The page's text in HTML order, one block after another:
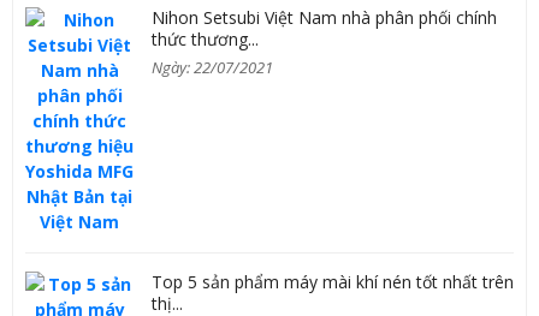
Nihon Setsubi Việt Nam nhà phân phối chính
thức thương...
Ngày: 22/07/2021
Top 5 sản phẩm máy mài khí nén tốt nhất trên
thị...